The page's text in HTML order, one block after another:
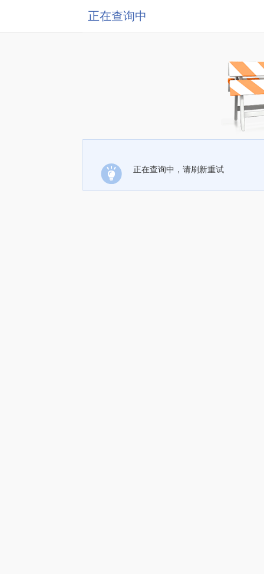
正在查询中
正在查询中，请刷新重试